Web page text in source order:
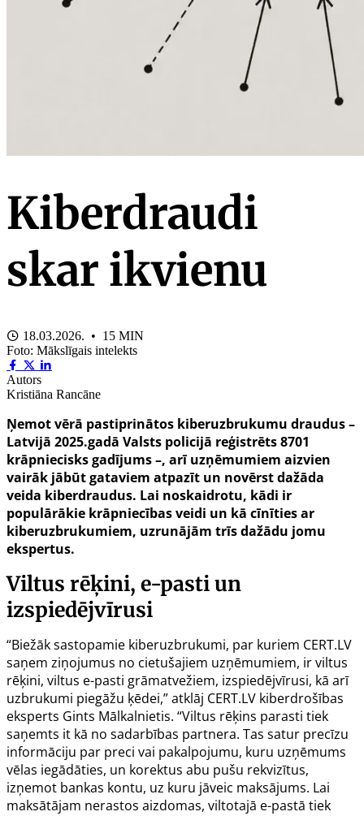
Kiberdraudi
skar ikvienu
18.03.2026. • 15 MIN
Foto: Mākslīgais intelekts
Autors
Kristiāna Rancāne
Ņemot vērā pastiprinātos kiberuzbrukumu draudus –
Latvijā 2025.gadā Valsts policijā reģistrēts 8701
krāpniecisks gadījums –, arī uzņēmumiem aizvien
vairāk jābūt gataviem atpazīt un novērst dažāda
veida kiberdraudus. Lai noskaidrotu, kādi ir
populārākie krāpniecības veidi un kā cīnīties ar
kiberuzbrukumiem, uzrunājām trīs dažādu jomu
ekspertus.
Viltus rēķini, e-pasti un
izspiedējvīrusi
“Biežāk sastopamie kiberuzbrukumi, par kuriem CERT.LV
saņem ziņojumus no cietušajiem uzņēmumiem, ir viltus
rēķini, viltus e-pasti grāmatvežiem, izspiedējvīrusi, kā arī
uzbrukumi piegāžu ķēdei,” atklāj CERT.LV kiberdrošības
eksperts Gints Mālkalnietis. “Viltus rēķins parasti tiek
saņemts it kā no sadarbības partnera. Tas satur precīzu
informāciju par preci vai pakalpojumu, kuru uzņēmums
vēlas iegādāties, un korektus abu pušu rekvizītus,
izņemot bankas kontu, uz kuru jāveic maksājums. Lai
maksātājam nerastos aizdomas, viltotajā e-pastā tiek